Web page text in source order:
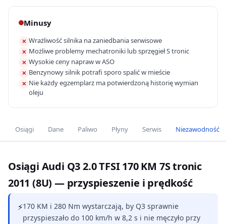
Minusy
✕ Wrażliwość silnika na zaniedbania serwisowe
✕ Możliwe problemy mechatroniki lub sprzęgieł S tronic
✕ Wysokie ceny napraw w ASO
✕ Benzynowy silnik potrafi sporo spalić w mieście
✕ Nie każdy egzemplarz ma potwierdzoną historię wymian
oleju
Osiągi Dane Paliwo Płyny Serwis Niezawodność
Osiągi Audi Q3 2.0 TFSI 170 KM 7S tronic
2011 (8U) — przyspieszenie i prędkość
⚡170 KM i 280 Nm wystarczają, by Q3 sprawnie
przyspieszało do 100 km/h w 8,2 s i nie męczyło przy